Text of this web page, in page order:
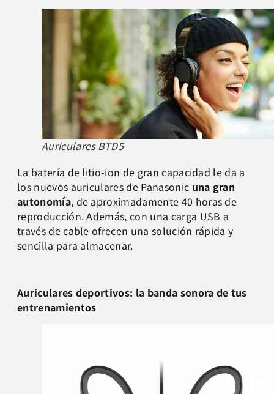
Auriculares BTD5
La batería de litio-ion de gran capacidad le da a
los nuevos auriculares de Panasonic una gran
autonomía, de aproximadamente 40 horas de
reproducción. Además, con una carga USB a
través de cable ofrecen una solución rápida y
sencilla para almacenar.
Auriculares deportivos: la banda sonora de tus
entrenamientos